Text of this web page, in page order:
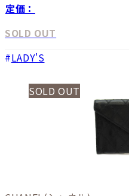
定価：
SOLD OUT
LADY'S
SOLD OUT